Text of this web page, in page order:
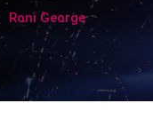
Roni George